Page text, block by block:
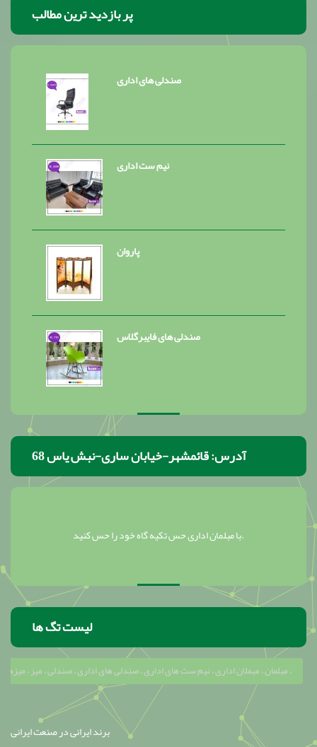
پر بازدید ترین مطالب
صندلی های اداری
نیم ست اداری
پاروان
صندلی های فایبرگلاس
آدرس: قائمشهر-خیابان ساری-نبش یاس 68
با مبلمان اداری حس تکیه گاه خود را حس کنید.
لیست تگ ها
مبلمان ، مبملان اداری ، نیم ست های اداری ، صندلی های اداری ، صندلی ، میز ، میزهای مدیریتی ، سالن کنفرانس ، کارمندی ، کتابخانه ، پاروان ، صندلی اپن ، کابینت ، کابینت آشپزخامه ، میز تحریر ، صندلی های مدیریتی ، صندلی های ثابت ، صندلی های کارمندی ، تاب راحتی ، تاب ، مبل ، جلو مبلی ،
برند ایرانی در صنعت ایرانی